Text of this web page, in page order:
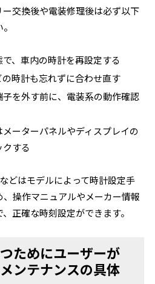
交換後や電装修理後は必ず以下
、車内の時計を再設定する
時計も忘れずに合わせ直す
を外す前に、電装系の動作確認
ーターパネルやディスプレイの
する
どはモデルによって時計設定手
操作マニュアルやメーカー情報
正確な時刻設定ができます。
ためにユーザーが
ンテナンスの具体